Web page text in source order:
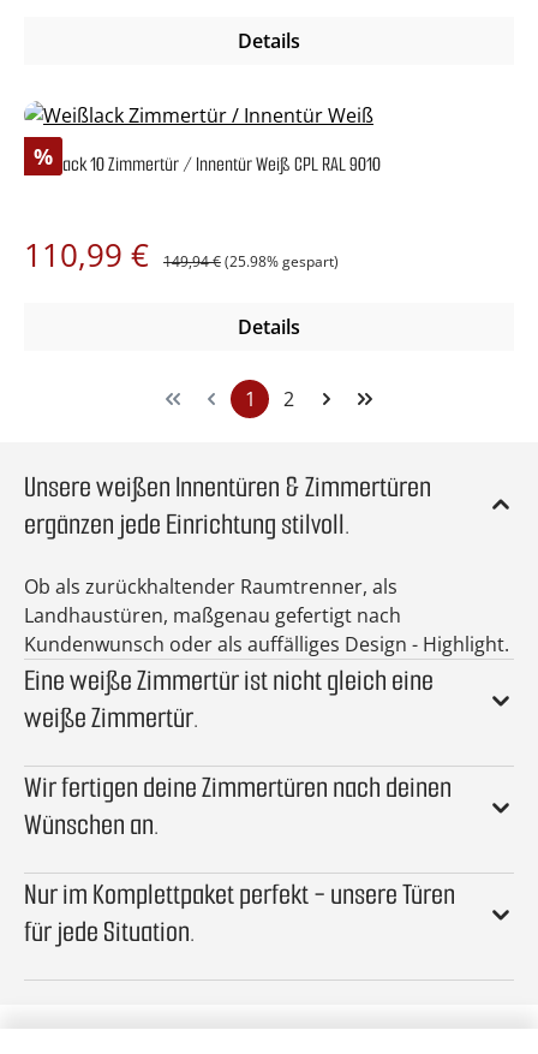
Details
Rabatt
%
Weißlack 10 Zimmertür / Innentür Weiß CPL RAL 9010
Verkaufspreis:
110,99 €
149,94 €(25.98% gespart)
Details
Seite
1 Seite
2
Unsere weißen Innentüren & Zimmertüren
ergänzen jede Einrichtung stilvoll.
Ob als zurückhaltender Raumtrenner, als
Landhaustüren, maßgenau gefertigt nach
Kundenwunsch oder als auffälliges Design - Highlight.
Eine weiße Zimmertür ist nicht gleich eine
weiße Zimmertür.
Wir fertigen deine Zimmertüren nach deinen
Wünschen an.
Nur im Komplettpaket perfekt - unsere Türen
für jede Situation.